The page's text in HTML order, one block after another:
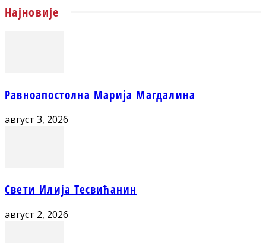
Најновије
Равноапостолна Марија Магдалина
август 3, 2026
Свети Илија Тесвићанин
август 2, 2026